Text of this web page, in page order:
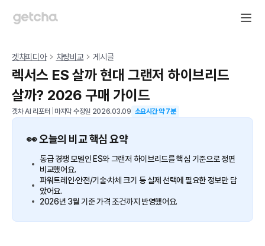
겟차피디아 차량비교 게시글
렉서스 ES 살까 현대 그랜저 하이브리드
살까? 2026 구매 가이드
겟차 AI 리포터 마지막 수정일 2026.03.09 소요시간 약7분
👀 오늘의 비교 핵심 요약
동급 경쟁 모델인 ES와 그랜저 하이브리드를 핵심 기준으로 정면
비교했어요.
파워트레인·안전/기술·차체 크기 등 실제 선택에 필요한 정보만 담
았어요.
2026년 3월 기준 가격 조건까지 반영했어요.